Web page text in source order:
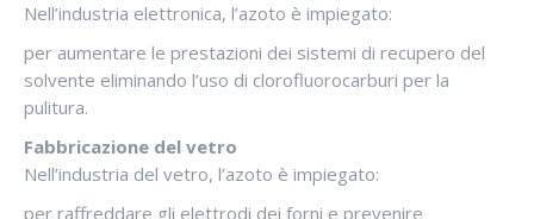
Nell’industria elettronica, l’azoto è impiegato:
per aumentare le prestazioni dei sistemi di recupero del
solvente eliminando l’uso di clorofluorocarburi per la
pulitura.
Fabbricazione del vetro
Nell’industria del vetro, l’azoto è impiegato:
per raffreddare gli elettrodi dei forni e prevenire